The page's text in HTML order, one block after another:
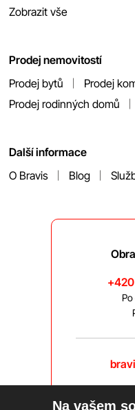
Zobrazit vše
Prodej nemovitostí
Prodej bytů
Prodej
Prodej rodinných domů
Další informace
O Bravis
Blog
Po
Na vašem